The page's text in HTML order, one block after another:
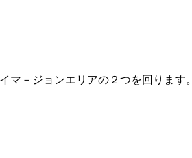
マ－ジョンエリアの２つを回ります。